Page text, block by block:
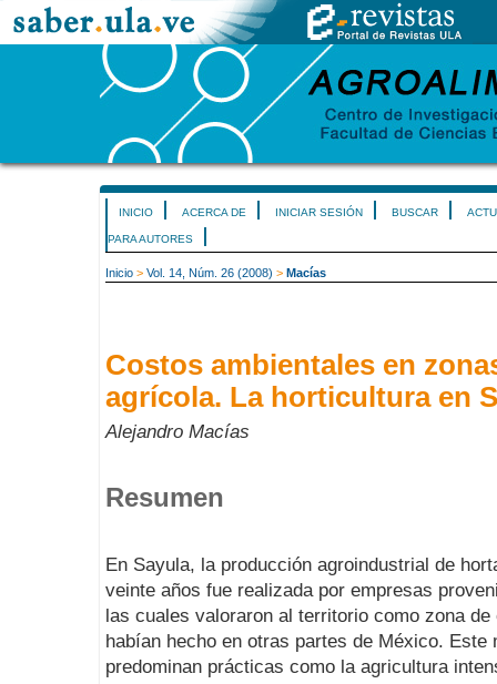
INICIO ACERCA DE INICIAR SESIÓN BUSCAR
PARA AUTORES
Inicio > Vol. 14, Núm. 26 (2008) > Macías
Costos ambientales en
agrícola. La horticultura en
Alejandro Macías
Resumen
En Sayula, la producción agroindustrial de
veinte años fue realizada por empresas
las cuales valoraron al territorio como zona
habían hecho en otras partes de México. Este
predominan prácticas como la agricultura